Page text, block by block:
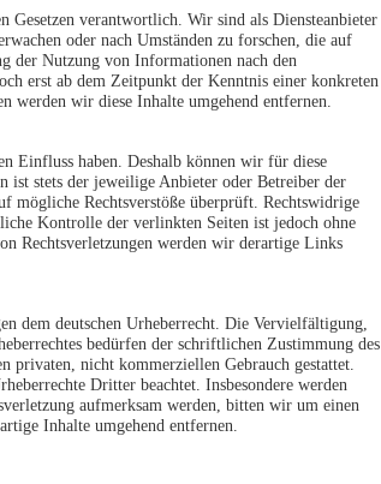
Gesetzen verantwortlich. Wir sind als Diensteanbieter
oder nach Umständen zu forschen, die auf
der Nutzung von Informationen nach den
erst ab dem Zeitpunkt der Kenntnis einer konkreten
werden wir diese Inhalte umgehend entfernen.
Einfluss haben. Deshalb können wir für diese
ist stets der jeweilige Anbieter oder Betreiber der
Rechtsverstöße überprüft. Rechtswidrige
Kontrolle der verlinkten Seiten ist jedoch ohne
Rechtsverletzungen werden wir derartige Links
dem deutschen Urheberrecht. Die Vervielfältigung,
bedürfen der schriftlichen Zustimmung des
privaten, nicht kommerziellen Gebrauch gestattet.
Dritter beachtet. Insbesondere werden
aufmerksam werden, bitten wir um einen
Inhalte umgehend entfernen.